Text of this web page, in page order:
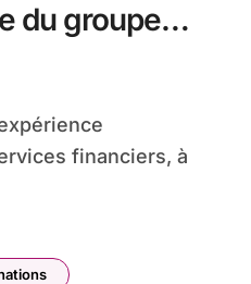
du groupe
Comité de
financiers, à